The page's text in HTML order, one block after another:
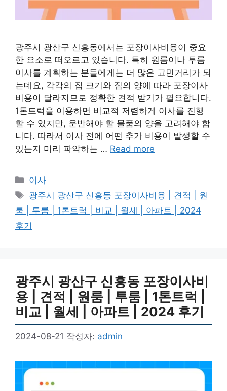
광주시 광산구 신흥동에서는 포장이사비용이 중요
한 요소로 떠오르고 있습니다. 특히 원룸이나 투룸
이사를 계획하는 분들에게는 더 많은 고민거리가 되
는데요, 각각의 집 크기와 짐의 양에 따라 포장이사
비용이 달라지므로 정확한 견적 받기가 필요합니다.
1톤트럭을 이용하면 비교적 저렴하게 이사를 진행
할 수 있지만, 운반해야 할 물품의 양을 고려해야 합
니다. 따라서 이사 전에 어떤 추가 비용이 발생할 수
있는지 미리 파악하는 … Read more
카
테
고
리
이사
태
그
광주시 광산구 신흥동 포장이사비용 | 견적 | 원
룸 | 투룸 | 1톤트럭 | 비교 | 월세 | 아파트 | 2024
후기
광주시 광산구 신흥동 포장이사비
용 | 견적 | 원룸 | 투룸 | 1톤트럭 |
비교 | 월세 | 아파트 | 2024 후기
2024-08-21 작성자: admin